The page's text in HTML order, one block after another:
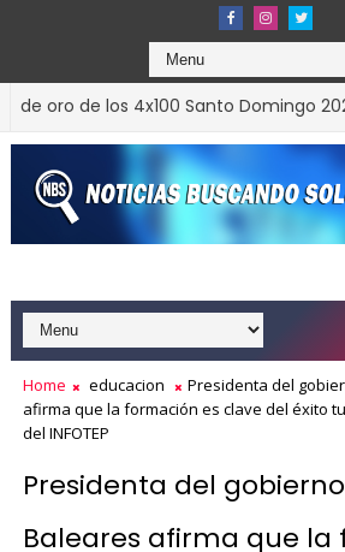
de los 4x100 Santo Domingo 2026
Home educacion
Presidenta del
afirma que la formación es clave del éxito
del INFOTEP
Presidenta del
Baleares afirma que la